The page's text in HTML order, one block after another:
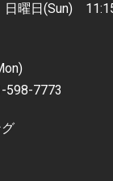
曜日(Sun)
598-7773